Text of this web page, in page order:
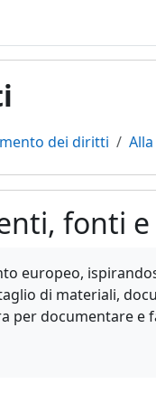
dei diritti
fonti
europeo,
di materiali,
per documentare e